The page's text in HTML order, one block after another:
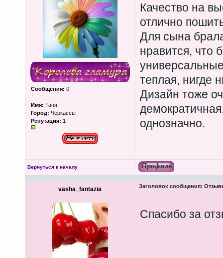
Сообщения: 0
Имя: Таня
Город: Черкассы
Репутация: 1
Качество на
отлично
Для сына
нравится, что
теплая, нигде
Дизайн тоже
однозначно.
Вернуться к началу
vasha_fantazia Заголовок сообщения:
Спасибо за